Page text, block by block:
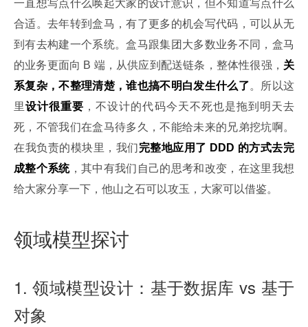
一直想写点什么唤起大家的设计意识，但不知道写点什么
合适。去年转到盒马，有了更多的机会写代码，可以从无
到有去构建一个系统。盒马跟集团大多数业务不同，盒马
的业务更面向 B 端，从供应到配送链条，整体性很强， 关
系复杂，不整理清楚，谁也搞不明白发生什么了。所以这
里设计很重要 ，不设计的代码今天不死也是拖到明天去
死，不管我们在盒马待多久，不能给未来的兄弟挖坑啊。
在我负责的模块里，我们完整地应用了 DDD 的方式去完
成整个系统，其中有我们自己的思考和改变，在这里我想
给大家分享一下，他山之石可以攻玉，大家可以借鉴。
领域模型探讨
1. 领域模型设计：基于数据库 vs 基于
对象